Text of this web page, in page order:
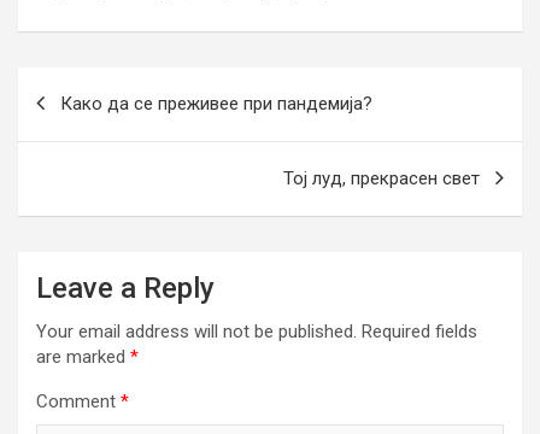
navigation
Како да се преживее при пандемија?
Тој луд, прекрасен свет
Leave a Reply
Your email address will not be published. Required fields
are marked *
Comment *